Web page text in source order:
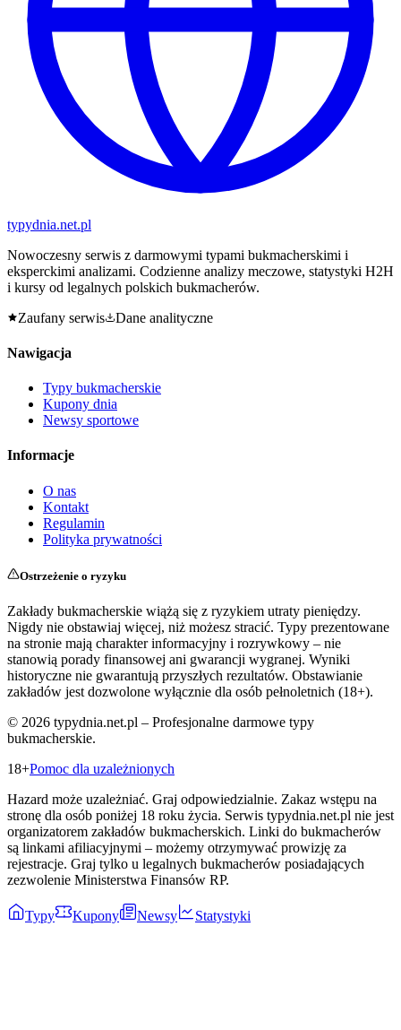
typydnia.net.pl
Nowoczesny serwis z darmowymi typami bukmacherskimi i
eksperckimi analizami. Codzienne analizy meczowe, statystyki H2H
i kursy od legalnych polskich bukmacherów.
Zaufany serwis
Dane analityczne
Nawigacja
Typy bukmacherskie
Kupony dnia
Newsy sportowe
Informacje
O nas
Kontakt
Regulamin
Polityka prywatności
Ostrzeżenie o ryzyku
Zakłady bukmacherskie wiążą się z ryzykiem utraty pieniędzy.
Nigdy nie obstawiaj więcej, niż możesz stracić. Typy prezentowane
na stronie mają charakter informacyjny i rozrywkowy – nie
stanowią porady finansowej ani gwarancji wygranej. Wyniki
historyczne nie gwarantują przyszłych rezultatów. Obstawianie
zakładów jest dozwolone wyłącznie dla osób pełnoletnich (18+).
© 2026 typydnia.net.pl – Profesjonalne darmowe typy
bukmacherskie.
18+Pomoc dla uzależnionych
Hazard może uzależniać. Graj odpowiedzialnie. Zakaz wstępu na
stronę dla osób poniżej 18 roku życia. Serwis typydnia.net.pl nie jest
organizatorem zakładów bukmacherskich. Linki do bukmacherów
są linkami afiliacyjnymi – możemy otrzymywać prowizję za
rejestracje. Graj tylko u legalnych bukmacherów posiadających
zezwolenie Ministerstwa Finansów RP.
Typy Kupony Newsy Statystyki